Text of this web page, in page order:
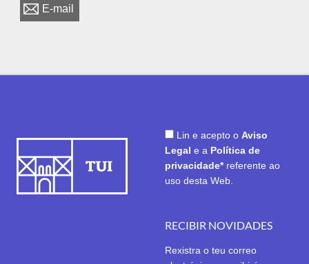
E-mail
Lin e acepto o Aviso
Legal e a Política de
privacidade* referente ao
uso desta Web.
RECIBIR NOVIDADES
Rexistra o teu correo